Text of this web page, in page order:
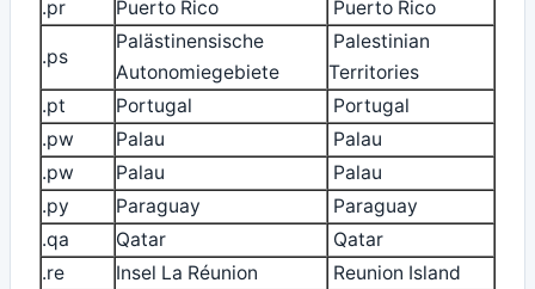
.pr
Puerto Rico Puerto Rico
.ps
Palästinensische
Autonomiegebiete
Palestinian
Territories
.pt
Portugal
Portugal
.pw
Palau
Palau
.pw
Palau
Palau
.py
Paraguay
Paraguay
.qa
Qatar
Qatar
.re
Insel La Réunion
Reunion Island